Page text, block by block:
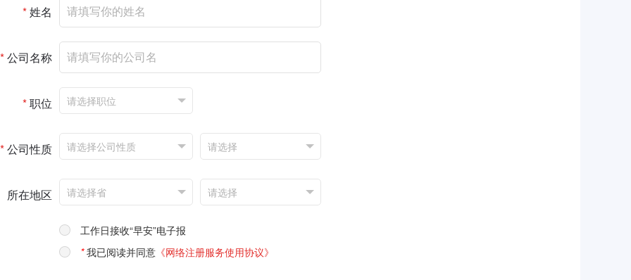
*姓名
*公司名称
*职位
*公司性质
所在地区
工作日接收“早安”电子报
*我已阅读并同意 《网络注册服务使用协议》